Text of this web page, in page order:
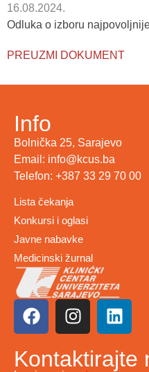
16.08.2024.
Odluka o izboru
PREUZMI DOKUMENT
Info
Bolnička 25, Sarajevo
Email: info@kcus.ba
Telefon: +387 33 29 70 00
Lista čekanja
Konkursi i oglasi
Javne nabavke
Medicinski žurnal
Kontaktirajte